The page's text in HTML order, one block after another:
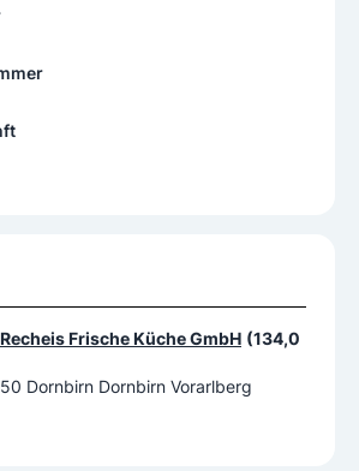
Frische Küche GmbH (134,0
Dornbirn Dornbirn Vorarlberg